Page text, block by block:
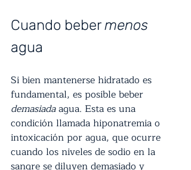
Cuando beber menos
agua
Si bien mantenerse hidratado es
fundamental, es posible beber
demasiada agua. Esta es una
condición llamada hiponatremia o
intoxicación por agua, que ocurre
cuando los niveles de sodio en la
sangre se diluyen demasiado y